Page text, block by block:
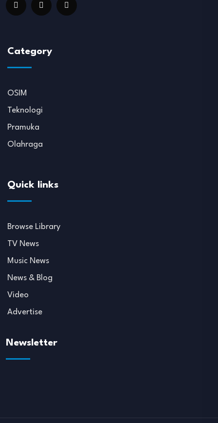
Category
OSIM
Teknologi
Pramuka
Olahraga
Quick links
Browse Library
TV News
Music News
News & Blog
Video
Advertise
Newsletter